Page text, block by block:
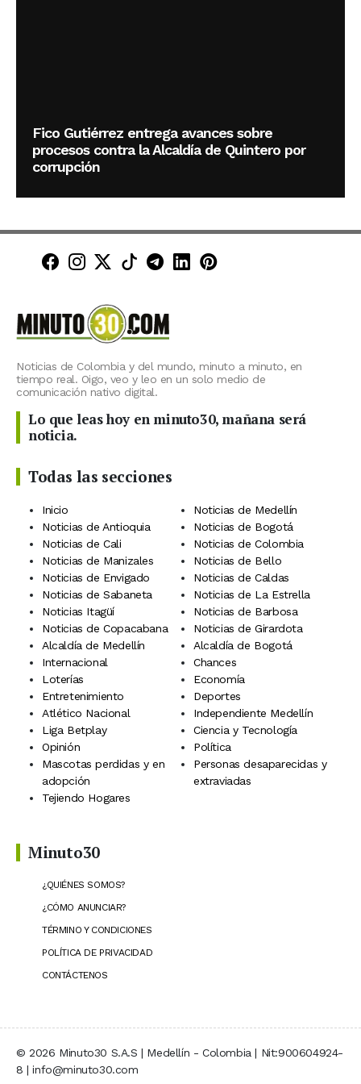
Fico Gutiérrez entrega avances sobre
procesos contra la Alcaldía de Quintero por
corrupción
Minuto30 en Facebook
Minuto30 en Instagram
Minuto30 en X (Twitter)
Minuto30 en TikTok
Canal de Minuto30 en
Minuto30 en LinkedIn
Minuto30 en
Noticias de Colombia y del mundo, minuto a minuto, en
tiempo real. Oigo, veo y leo en un solo medio de
comunicación nativo digital.
Lo que leas hoy en minuto30, mañana será
noticia.
Todas las secciones
Inicio
Noticias de Medellín
Noticias de Antioquia
Noticias de Bogotá
Noticias de Cali
Noticias de Colombia
Noticias de Manizales
Noticias de Bello
Noticias de Envigado
Noticias de Caldas
Noticias de Sabaneta
Noticias de La Estrella
Noticias Itagüí
Noticias de Barbosa
Noticias de Copacabana
Noticias de Girardota
Alcaldía de Medellín
Alcaldía de Bogotá
Internacional
Chances
Loterías
Economía
Entretenimiento
Deportes
Atlético Nacional
Independiente Medellín
Liga Betplay
Ciencia y Tecnología
Opinión
Política
Mascotas perdidas y en
adopción
Personas desaparecidas y
extraviadas
Tejiendo Hogares
Minuto30
¿QUIÉNES SOMOS?
¿CÓMO ANUNCIAR?
TÉRMINO Y CONDICIONES
POLÍTICA DE PRIVACIDAD
CONTÁCTENOS
© 2026 Minuto30 S.A.S | Medellín - Colombia | Nit:900604924-
8 | info@minuto30.com